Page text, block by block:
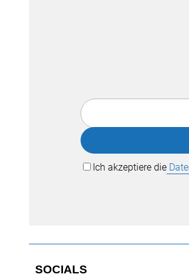
Ich akzeptiere die
SOCIALS